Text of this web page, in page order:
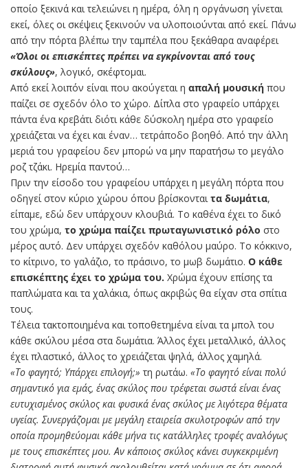
οποίο ξεκινά και τελειώνει η ημέρα, όλη η οργάνωση γίνεται
εκεί, όλες οι σκέψεις ξεκινούν να υλοποιούνται από εκεί. Πάνω
από την πόρτα βλέπω την ταμπέλα που ξεκάθαρα αναφέρει
«Όλοι οι επισκέπτες πρέπει να εγκρίνονται από τους
σκύλους», λογικό, σκέφτομαι.
Από εκεί λοιπόν είναι που ακούγεται η απαλή μουσική που
παίζει σε σχεδόν όλο το χώρο. Δίπλα στο γραφείο υπάρχει
πάντα ένα κρεβάτι διότι κάθε δύσκολη ημέρα στο γραφείο
χρειάζεται να έχει και έναν… τετράποδο βοηθό. Από την άλλη
μεριά του γραφείου δεν μπορώ να μην παρατήσω το μεγάλο
ροζ τζάκι. Ηρεμία παντού…
Πριν την είσοδο του γραφείου υπάρχει η μεγάλη πόρτα που
οδηγεί στον κύριο χώρου όπου βρίσκονται τα δωμάτια,
είπαμε, εδώ δεν υπάρχουν κλουβιά. Το καθένα έχει το δικό
του χρώμα, το χρώμα παίζει πρωταγωνιστικό ρόλο στο
μέρος αυτό. Δεν υπάρχει σχεδόν καθόλου μαύρο. Το κόκκινο,
το κίτρινο, το γαλάζιο, το πράσινο, το μωβ δωμάτιο. Ο κάθε
επισκέπτης έχει το χρώμα του. Χρώμα έχουν επίσης τα
παπλώματα και τα χαλάκια, όπως ακριβώς θα είχαν στα σπίτια
τους.
Τέλεια τακτοποιημένα και τοποθετημένα είναι τα μπολ του
κάθε σκύλου μέσα στα δωμάτια. Άλλος έχει μεταλλικό, άλλος
έχει πλαστικό, άλλος το χρειάζεται ψηλά, άλλος χαμηλά.
«Το φαγητό; Υπάρχει επιλογή;» τη ρωτάω. «Το φαγητό είναι πολύ
σημαντικό για εμάς, ένας σκύλος που τρέφεται σωστά είναι ένας
ευτυχισμένος σκύλος και φυσικά ένας σκύλος με λιγότερα θέματα
υγείας. Συνεργάζομαι με μεγάλη εταιρεία σκυλοτροφών από την
οποία προμηθεύομαι κάθε μήνα τις κατάλληλες τροφές αναλόγως
με τους επισκέπτες μου. Αν κάποιος σκύλος κάνει συγκεκριμένη